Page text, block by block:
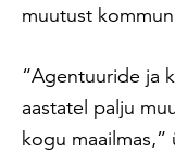
muutust
“Agentuuride ja
aastatel palju
kogu